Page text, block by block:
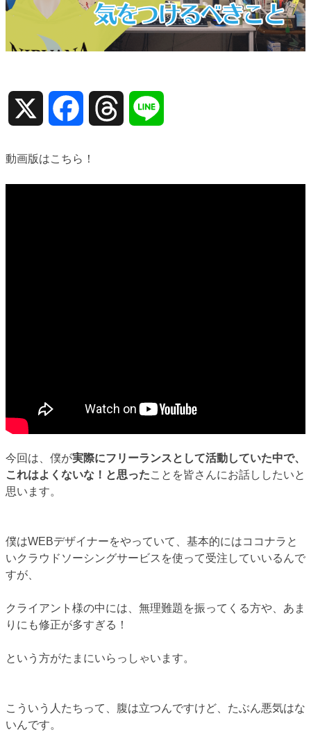
Facebook Threads
動画版はこちら！
今回は、僕が実際にフリーランスとして活動していた中で、
これはよくないな！と思ったことを皆さんにお話ししたいと
思います。
僕はWEBデザイナーをやっていて、基本的にはココナラと
いクラウドソーシングサービスを使って受注していいるんで
すが、
クライアント様の中には、無理難題を振ってくる方や、あま
りにも修正が多すぎる！
という方がたまにいらっしゃいます。
こういう人たちって、腹は立つんですけど、たぶん悪気はな
いんです。